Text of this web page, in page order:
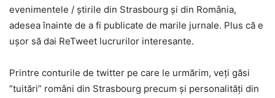
evenimentele / știrile din Strasbourg și din România,
adesea înainte de a fi publicate de marile jurnale. Plus că e
ușor să dai ReTweet lucrurilor interesante.
Printre conturile de twitter pe care le urmărim, veți găsi
”tuitări” români din Strasbourg precum și personalități din